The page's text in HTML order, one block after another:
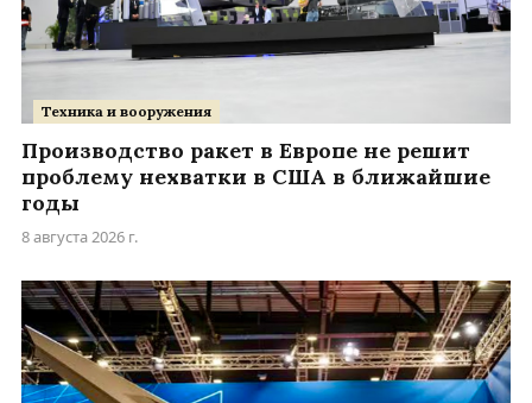
Техника и вооружения
Производство ракет в Европе не решит
проблему нехватки в США в ближайшие
годы
8 августа 2026 г.